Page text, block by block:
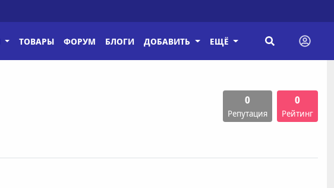
ТОВАРЫ ФОРУМ БЛОГИ ДОБАВИТЬ ЕЩЁ
0
Репутация
0
Рейтинг